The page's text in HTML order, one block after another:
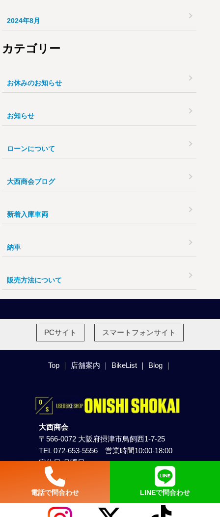
電話で問合わせ LINEで問合わせ
2024年8月
カテゴリー
お休みのお知らせ
お知らせ
ローンについて
大西商会ブログ
新着入庫車両
納車
販売方法について
PCサイト スマートフォンサイト
Top ｜ 店舗案内 ｜ BikeList ｜ Blog ｜
大西商会
〒566-0072 大阪府摂津市鳥飼西1-7-25
TEL 072-653-5556 営業時間10:00-18:00
定休日 月曜日